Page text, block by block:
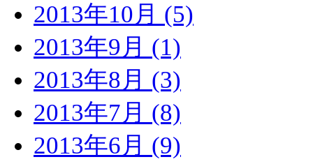
2013年10月 (5)
2013年9月 (1)
2013年8月 (3)
2013年7月 (8)
2013年6月 (9)